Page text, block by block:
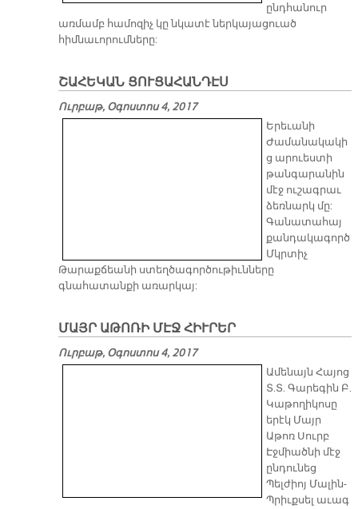
ընդհանուր
առմամբ համոզիչ կը նկատէ ներկայացուած
հիմնաւորումները:
ՇԱՀԵԿԱՆ ՑՈՒՑԱՀԱՆԴԷՍ
Ուրբաթ, Օգոստոս 4, 2017
Երեւանի
Ժամանակակի
ց արուեստի
թանգարանին
մէջ ուշագրաւ
ձեռնարկ մը:
Գանատահայ
քանդակագործ
Մկրտիչ
Թարաքճեանի ստեղծագործութիւնները
գնահատանքի առարկայ:
ՄԱՅՐ ԱԹՈՌԻ ՄԷՋ ՀԻՒՐԵՐ
Ուրբաթ, Օգոստոս 4, 2017
Ամենայն Հայոց
Տ.Տ. Գարեգին Բ.
Կաթողիկոսը
երէկ Մայր
Աթոռ Սուրբ
Էջմիածնի մէջ
ընդունեց
Պելժիոյ Մալին-
Պրիւքսել աւագ